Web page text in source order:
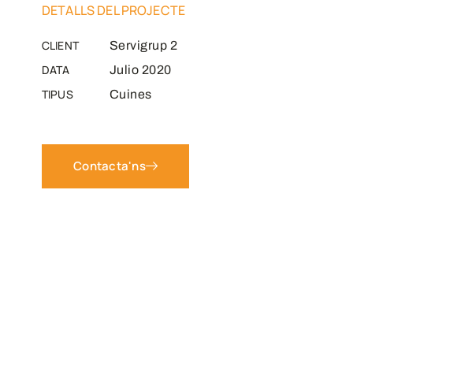
DETALLS DEL PROJECTE
CLIENT Servigrup 2
DATA Julio 2020
TIPUS Cuines
Contacta'ns